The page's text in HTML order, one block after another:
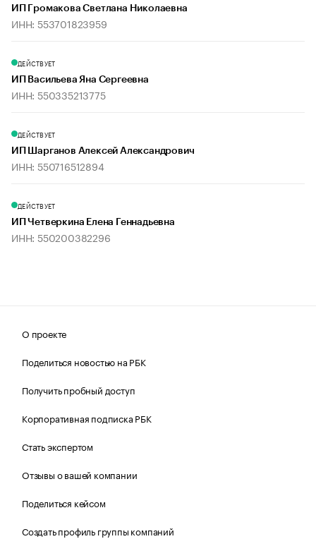
ИП Громакова Светлана Николаевна
ИНН: 553701823959
ДЕЙСТВУЕТ
ИП Васильева Яна Сергеевна
ИНН: 550335213775
ДЕЙСТВУЕТ
ИП Шарганов Алексей Александрович
ИНН: 550716512894
ДЕЙСТВУЕТ
ИП Четверкина Елена Геннадьевна
ИНН: 550200382296
О проекте
Поделиться новостью на РБК
Получить пробный доступ
Корпоративная подписка РБК
Стать экспертом
Отзывы о вашей компании
Поделиться кейсом
Создать профиль группы компаний